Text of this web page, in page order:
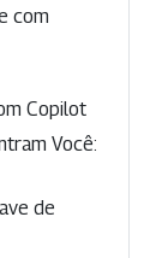
com
Copilot
Você:
de